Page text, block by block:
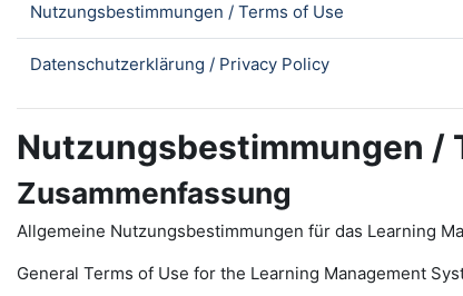
Nutzungsbestimmungen / Terms of Use
Datenschutzerklärung / Privacy Policy
Nutzungsbestimmungen /
Zusammenfassung
Allgemeine Nutzungsbestimmungen für das Learning
General Terms of Use for the Learning Management S